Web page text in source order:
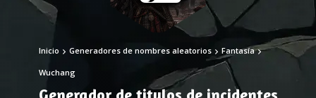
Inicio Generadores de nombres aleatorios Fantasía
Wuchang